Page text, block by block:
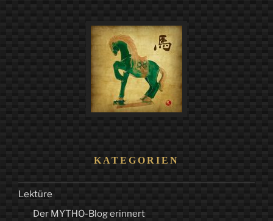
KATEGORIEN
Lektüre
Der MYTHO-Blog erinnert